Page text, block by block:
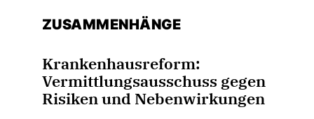
ZUSAMMENHÄNGE
Krankenhausreform:
Vermittlungsausschuss gegen
Risiken und Nebenwirkungen